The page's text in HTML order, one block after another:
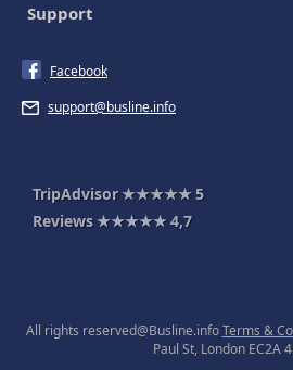
Support
Facebook
support@busline.info
TripAdvisor ★★★★★5
Reviews ★★★★★4,7
All rights reserved@Busline.infoTerms &
Paul St, London EC2A